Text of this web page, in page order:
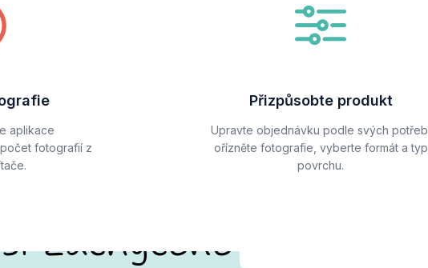
aplikace
fotografií z
Přizpůsobte produkt
Upravte objednávku podle svých potřeb,
ořízněte fotografie, vyberte formát a typ
povrchu.
zachycené